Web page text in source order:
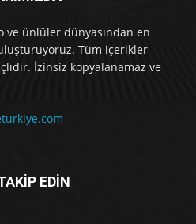
ve ünlüler dünyasından en
Tüm içerikler
İzinsiz kopyalanamaz ve
EDİN